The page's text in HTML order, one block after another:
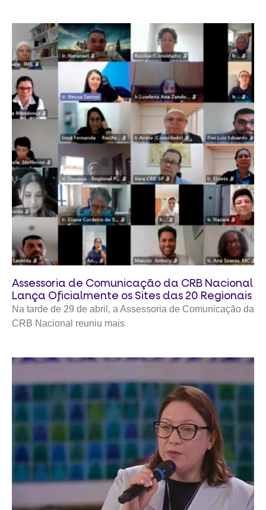
Assessoria de Comunicação da CRB Nacional
Lança Oficialmente os Sites das 20 Regionais
Na tarde de 29 de abril, a Assessoria de Comunicação da
CRB Nacional reuniu mais